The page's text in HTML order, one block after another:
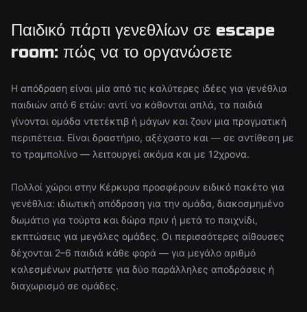
Παιδικό πάρτι γενεθλίων σε escape
room: πώς να το οργανώσετε
Η απόδραση είναι μία από τις καλύτερες ιδέες για γενέθλια
παιδιών από 6 ετών: αντί να κάθονται απλά, τα παιδιά
γίνονται ομάδα ντετέκτιβ ή μάγων και ζουν μια πραγματική
περιπέτεια. Είναι δραστήριο, αξέχαστο και — σε αντίθεση με
το τραμπολίνο — λειτουργεί ακόμα και με 12χρονα.
Πολλοί χώροι στην Κέρκυρα προσφέρουν ειδικό πακέτο για
γενέθλια: ιδιωτική απόδραση για την ομάδα, διακοσμημένο
δωμάτιο για τούρτα και δώρα πριν ή μετά το παιχνίδι,
εκπτώσεις για μεγάλες ομάδες. Οι περισσότερες αίθουσες
δέχονται 2–6 παιδιά κάθε φορά — για μεγάλο αριθμό
καλεσμένων ρωτήστε για δύο παράλληλες αποδράσεις ή
διαχωρισμό σε ομάδες.